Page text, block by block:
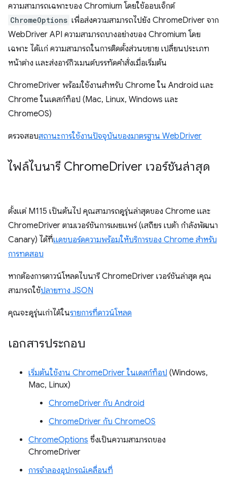
ความสามารถเฉพาะของ Chromium โดยใช้ออบเจ็กต์
ChromeOptions เพื่อส่งความสามารถไปยัง ChromeDriver จาก
WebDriver API ความสามารถบางอย่างของ Chromium โดย
เฉพาะ ได้แก่ ความสามารถในการติดตั้งส่วนขยาย เปลี่ยนประเภท
หน้าต่าง และส่งอาร์กิวเมนต์บรรทัดคำสั่งเมื่อเริ่มต้น
ChromeDriver พร้อมใช้งานสำหรับ Chrome ใน Android และ
Chrome ในเดสก์ท็อป (Mac, Linux, Windows และ
ChromeOS)
ตรวจสอบสถานะการใช้งานปัจจุบันของมาตรฐาน WebDriver
ไฟล์ไบนารี ChromeDriver เวอร์ชันล่าสุด
ตั้งแต่ M115 เป็นต้นไป คุณสามารถดูรุ่นล่าสุดของ Chrome และ
ChromeDriver ตามเวอร์ชันการเผยแพร่ (เสถียร เบต้า กำลังพัฒนา
Canary) ได้ที่แดชบอร์ดความพร้อมให้บริการของ Chrome สําหรับ
การทดสอบ
หากต้องการดาวน์โหลดไบนารี ChromeDriver เวอร์ชันล่าสุด คุณ
สามารถใช้ปลายทาง JSON
คุณจะดูรุ่นเก่าได้ในรายการที่ดาวน์โหลด
เอกสารประกอบ
เริ่มต้นใช้งาน ChromeDriver ในเดสก์ท็อป (Windows,
Mac, Linux)
ChromeDriver กับ Android
ChromeDriver กับ ChromeOS
ChromeOptions ซึ่งเป็นความสามารถของ
ChromeDriver
การจําลองอุปกรณ์เคลื่อนที่